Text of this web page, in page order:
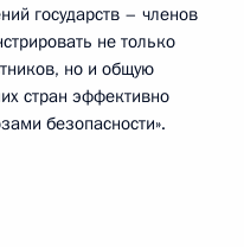
государств – членов
не только
но и общую
стран эффективно
безопасности».